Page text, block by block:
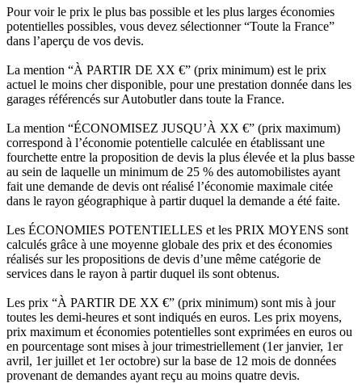
Pour voir le prix le plus bas possible et les plus larges économies
potentielles possibles, vous devez sélectionner “Toute la France”
dans l’aperçu de vos devis.
La mention “À PARTIR DE XX €” (prix minimum) est le prix
actuel le moins cher disponible, pour une prestation donnée dans les
garages référencés sur Autobutler dans toute la France.
La mention “ÉCONOMISEZ JUSQU’À XX €” (prix maximum)
correspond à l’économie potentielle calculée en établissant une
fourchette entre la proposition de devis la plus élevée et la plus basse
au sein de laquelle un minimum de 25 % des automobilistes ayant
fait une demande de devis ont réalisé l’économie maximale citée
dans le rayon géographique à partir duquel la demande a été faite.
Les ÉCONOMIES POTENTIELLES et les PRIX MOYENS sont
calculés grâce à une moyenne globale des prix et des économies
réalisés sur les propositions de devis d’une même catégorie de
services dans le rayon à partir duquel ils sont obtenus.
Les prix “À PARTIR DE XX €” (prix minimum) sont mis à jour
toutes les demi-heures et sont indiqués en euros. Les prix moyens,
prix maximum et économies potentielles sont exprimées en euros ou
en pourcentage sont mises à jour trimestriellement (1er janvier, 1er
avril, 1er juillet et 1er octobre) sur la base de 12 mois de données
provenant de demandes ayant reçu au moins quatre devis.